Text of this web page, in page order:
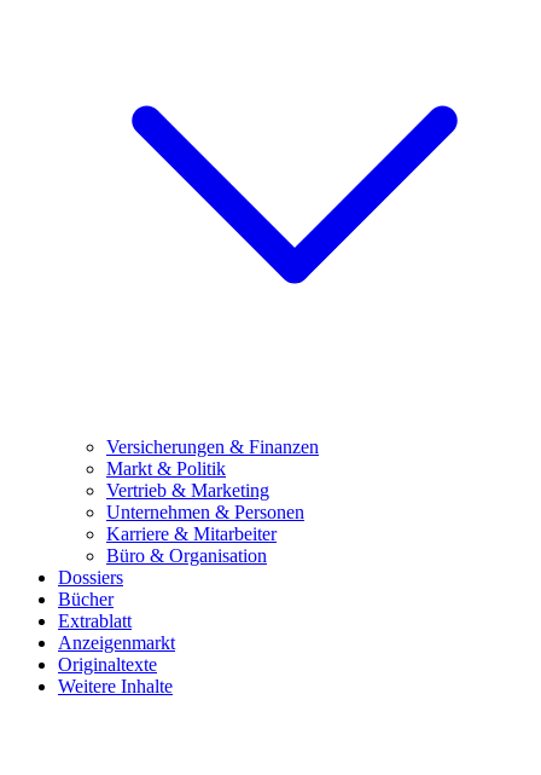
Versicherungen & Finanzen
Markt & Politik
Vertrieb & Marketing
Unternehmen & Personen
Karriere & Mitarbeiter
Büro & Organisation
Dossiers
Bücher
Extrablatt
Anzeigenmarkt
Originaltexte
Weitere Inhalte